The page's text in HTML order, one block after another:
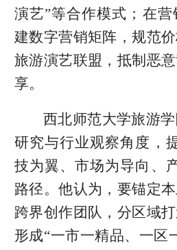
演艺”等合作模式；在
建数字营销矩阵，规范
旅游演艺联盟，抵制恶
享。
西北师范大学旅游
研究与行业观察角度，
技为翼、市场为导向、
路径。他认为，要锚定
跨界创作团队，分区域
形成“一市一精品、一区